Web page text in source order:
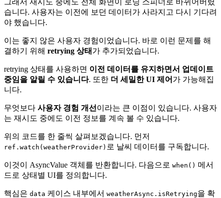
그래서 재시도 중에도 전체 화면이 로딩 스피너로 바뀌어버렸
습니다. 사용자는 이전에 보던 데이터가 사라지고 다시 기다려
야 했습니다.
이는 좋지 않은 사용자 경험이었습니다. 바로 이런 문제를 해
결하기 위해 retrying 상태 가 추가되었습니다.
retrying 상태를 사용하면 이전 데이터를 유지하면서 업데이트
중임을 알릴 수 있습니다. 또한 더 세밀한 UI 제어 가 가능해집
니다.
무엇보다 사용자 경험 개선 이라는 큰 이점이 있습니다. 사용자
는 재시도 중에도 이전 정보를 계속 볼 수 있습니다.
위의 코드를 한 줄씩 살펴보겠습니다. 먼저
ref.watch(weatherProvider) 로 날씨 데이터를 구독합니다.
이것이 AsyncValue 객체를 반환합니다. 다음으로 when() 메서
드로 상태별 UI를 정의합니다.
핵심은 data 케이스 내부에서 weatherAsync.isRetrying을 확